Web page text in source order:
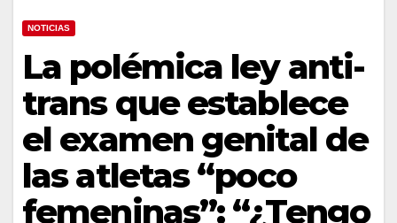
NOTICIAS
La polémica ley anti-
trans que establece
el examen genital de
las atletas “poco
femeninas”: “¿Tengo